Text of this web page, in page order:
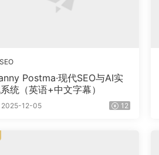
SEO
Postma·现代SEO与AI实
统（英语+中文字幕）
2025-12-05 12